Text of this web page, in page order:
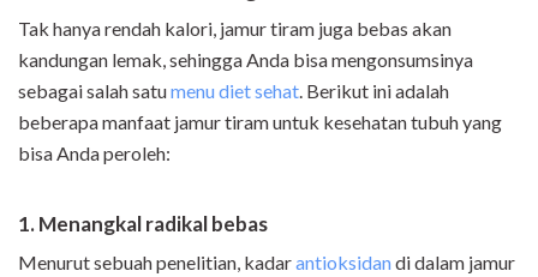
Tak hanya rendah kalori, jamur tiram juga bebas akan
kandungan lemak, sehingga Anda bisa mengonsumsinya
sebagai salah satumenu diet sehat. Berikut ini adalah
beberapa manfaat jamur tiram untuk kesehatan tubuh yang
bisa Anda peroleh:
1. Menangkal radikal bebas
Menurut sebuah penelitian, kadarantioksidandi dalam jamur